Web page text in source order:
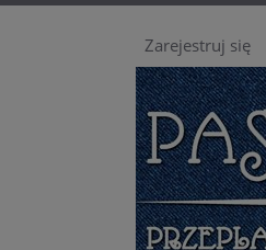
Zarejestruj się